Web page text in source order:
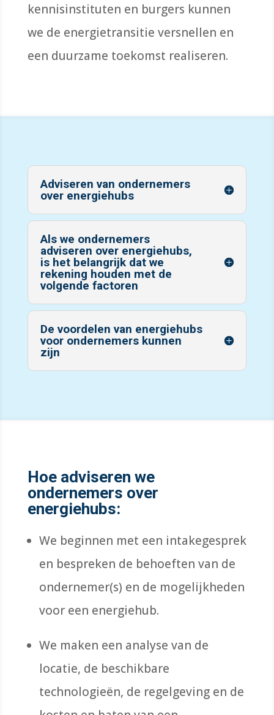
kennisinstituten en burgers kunnen
we de energietransitie versnellen en
een duurzame toekomst realiseren.
Adviseren van ondernemers
over energiehubs
Als we ondernemers
adviseren over energiehubs,
is het belangrijk dat we
rekening houden met de
volgende factoren
De voordelen van energiehubs
voor ondernemers kunnen
zijn
Hoe adviseren we
ondernemers over
energiehubs:
We beginnen met een intakegesprek
en bespreken de behoeften van de
ondernemer(s) en de mogelijkheden
voor een energiehub.
We maken een analyse van de
locatie, de beschikbare
technologieën, de regelgeving en de